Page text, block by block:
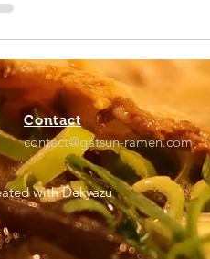
Contact
contact@gatsun-ramen.com
with Dekyazu